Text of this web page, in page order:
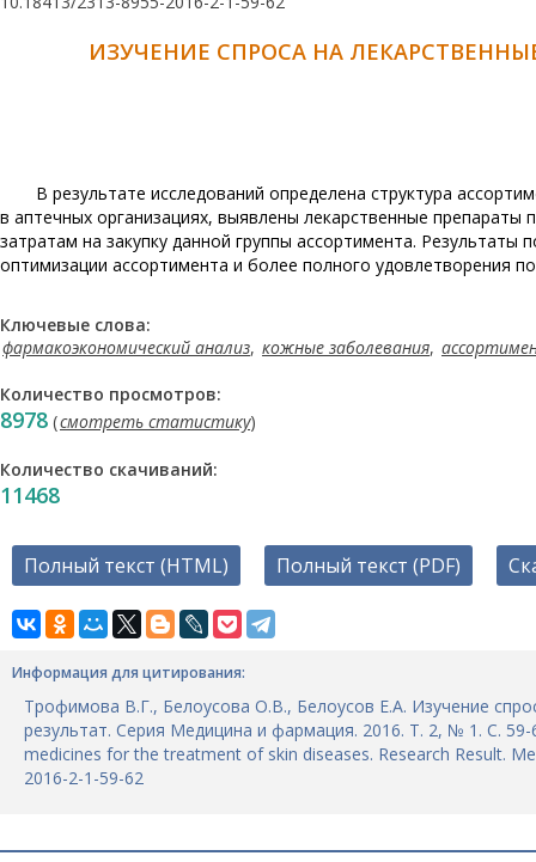
ИЗУЧЕНИЕ СПРОСА НА
В результате исследований определена структура
в аптечных организациях, выявлены лекарственные
затратам на закупку данной группы ассортимента.
оптимизации ассортимента и более полного удовлетворения
Ключевые слова:
фармакоэкономический анализ, кожные заболевания,
Количество просмотров:
8978 (смотреть статистику)
Количество скачиваний:
11468
Полный текст (HTML) Полный текст (PDF)
Информация для цитирования:
Трофимова В.Г., Белоусова О.В., Белоусов Е.А. Изучение
результат. Серия Медицина и фармация. 2016. Т. 2, № 1. С.
medicines for the treatment of skin diseases. Research Result.
2016-2-1-59-62